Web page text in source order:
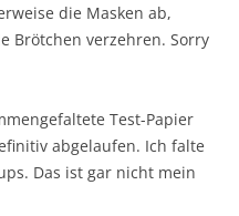
die Masken ab,
Brötchen verzehren. Sorry
Test-Papier
abgelaufen. Ich falte
Das ist gar nicht mein